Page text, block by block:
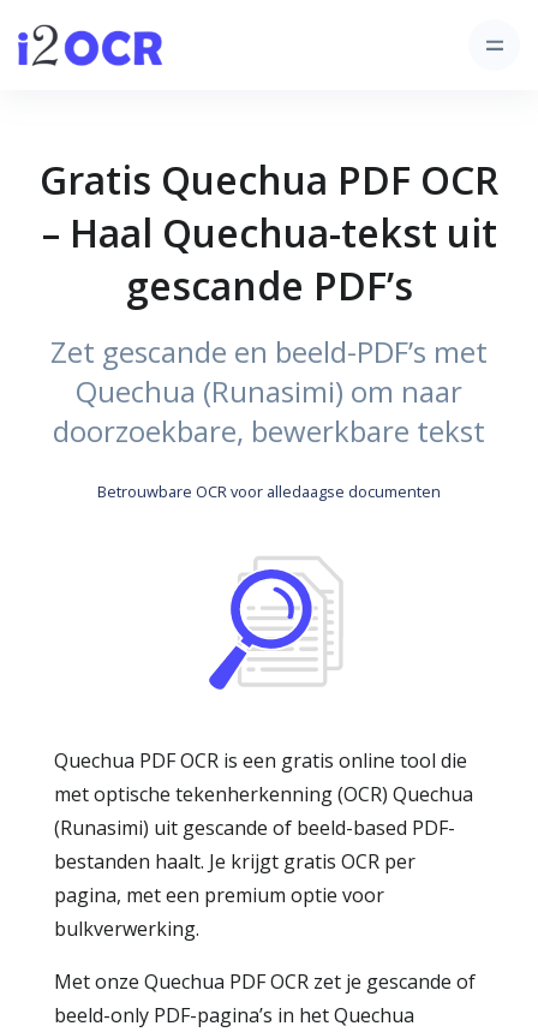
Gratis Quechua PDF OCR
– Haal Quechua-tekst uit
gescande PDF’s
Zet gescande en beeld-PDF’s met
Quechua (Runasimi) om naar
doorzoekbare, bewerkbare tekst
Betrouwbare OCR voor alledaagse documenten
Quechua PDF OCR is een gratis online tool die
met optische tekenherkenning (OCR) Quechua
(Runasimi) uit gescande of beeld-based PDF-
bestanden haalt. Je krijgt gratis OCR per
pagina, met een premium optie voor
bulkverwerking.
Met onze Quechua PDF OCR zet je gescande of
beeld-only PDF-pagina’s in het Quechua